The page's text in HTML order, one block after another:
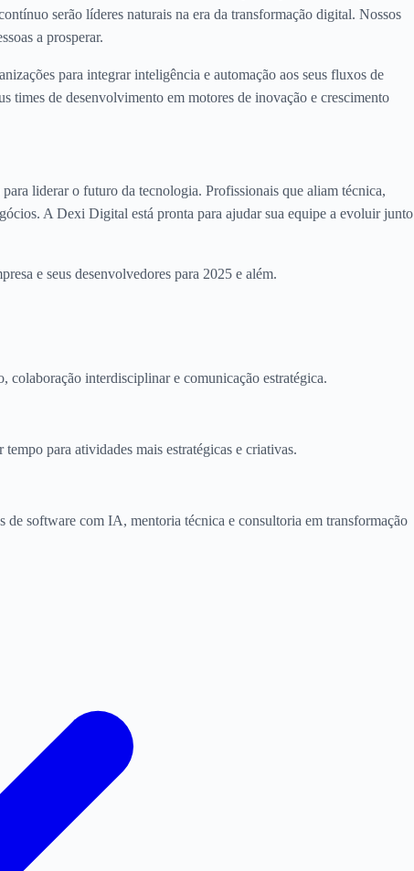
serão líderes naturais na era da transformação digital. Nossos
a prosperar.
para integrar inteligência e automação aos seus fluxos de
times de desenvolvimento em motores de inovação e crescimento
liderar o futuro da tecnologia. Profissionais que aliam técnica,
A Dexi Digital está pronta para ajudar sua equipe a evoluir junto
e seus desenvolvedores para 2025 e além.
interdisciplinar e comunicação estratégica.
para atividades mais estratégicas e criativas.
software com IA, mentoria técnica e consultoria em transformação